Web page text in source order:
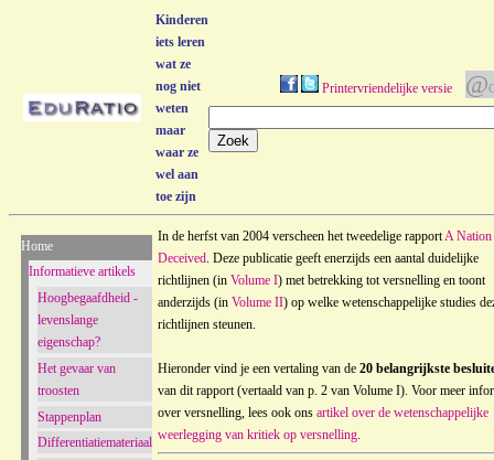
Kinderen
iets leren
wat ze
nog niet
weten
maar
waar ze
wel aan
toe zijn
Printervriendelijke versie @
Home
Informatieve artikels
Hoogbegaafdheid -
levenslange
eigenschap?
Het gevaar van
troosten
Stappenplan
Differentiatiemateriaal
In de herfst van 2004 verscheen het tweedelige rapportA Nation
Deceived. Deze publicatie geeft enerzijds een aantal duidelijke
richtlijnen (in Volume I) met betrekking tot versnelling en toont
anderzijds (in Volume II) op welke wetenschappelijke studies
richtlijnen steunen.
Hieronder vind je een vertaling van de 20 belangrijkste
van dit rapport (vertaald van p. 2 van Volume I). Voor meer
over versnelling, lees ook ons artikel over de wetenschappelijke
weerlegging van kritiek op versnelling.